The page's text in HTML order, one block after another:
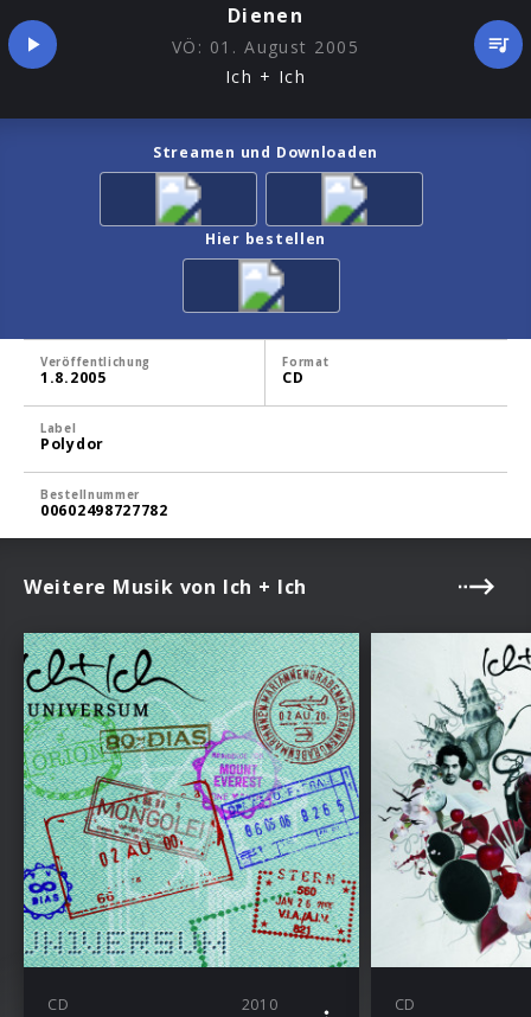
Dienen
VÖ: 01. August 2005
Ich + Ich
Streamen und Downloaden
Hier bestellen
Veröffentlichung
1.8.2005
Format
CD
Label
Polydor
Bestellnummer
00602498727782
Weitere Musik von Ich + Ich
CD 2010 CD